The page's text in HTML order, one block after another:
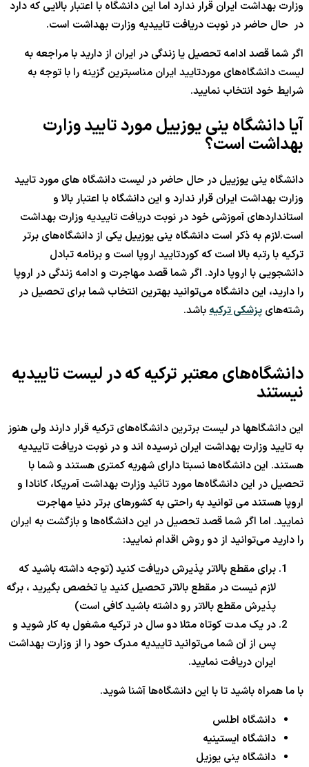
وزارت بهداشت ایران قرار ندارد اما این دانشگاه با اعتبار بالایی که دارد
در حال حاضر در نوبت دریافت تاییدیه وزارت بهداشت است.
اگر شما قصد ادامه تحصیل یا زندگی در ایران از دارید با مراجعه به
لیست دانشگاه‌های موردتایید ایران مناسبترین گزینه را با توجه به
شرایط خود انتخاب نمایید.
آیا دانشگاه ینی یوزییل مورد تایید وزارت
بهداشت است؟
دانشگاه ینی یوزییل در حال حاضر در لیست دانشگاه های مورد تایید
وزارت بهداشت ایران قرار ندارد و این دانشگاه با اعتبار بالا و
استانداردهای آموزشی خود در نوبت دریافت تاییدیه وزارت بهداشت
است.لازم به ذکر است دانشگاه ینی یوزییل یکی از دانشگاه‌های برتر
ترکیه با رتبه بالا است که کوردتایید اروپا است و برنامه تبادل
دانشجویی با اروپا دارد. اگر شما قصد مهاجرت و ادامه زندگی در اروپا
را دارید، این دانشگاه می‌توانید بهترین انتخاب شما برای تحصیل در
رشته‌های پزشکی ترکیهباشد.
دانشگاه‌های معتبر ترکیه که در لیست تاییدیه
نیستند
این دانشگاهها در لیست برترین دانشگاه‌های ترکیه قرار دارند ولی هنوز
به تایید وزارت بهداشت ایران نرسیده اند و در نوبت دریافت تاییدیه
هستند. این دانشگاه‌ها نسبتا دارای شهریه کمتری هستند و شما با
تحصیل در این دانشگاه‌ها مورد تائید وزارت بهداشت آمریکا، کانادا و
اروپا هستند می ‌توانید به راحتی به کشورهای برتر دنیا مهاجرت
نمایید. اما اگر شما قصد تحصیل در این دانشگاه‌ها و بازگشت به ایران
را دارید می‌توانید از دو روش اقدام نمایید:
برای مقطع بالاتر پذیرش دریافت کنید (توجه داشته باشید که
لازم نیست در مقطع بالاتر تحصیل کنید یا تخصص بگیرید ، برگه
پذیرش مقطع بالاتر رو داشته باشید کافی است)
در یک مدت کوتاه مثلا دو سال در ترکیه مشغول به کار شوید و
پس از آن شما می‌توانید تاییدیه مدرک حود را از وزارت بهداشت
ایران دریافت نمایید.
با ما همراه باشید تا با این دانشگاه‌ها آشنا شوید.
دانشگاه اطلس
دانشگاه ایستینیه
دانشگاه ینی یوزیل